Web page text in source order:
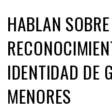
HABLAN
IDENTIDAD DE
MENORES